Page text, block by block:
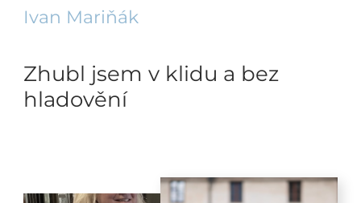
Ivan Mariňák
Zhubl jsem v klidu a bez
hladovění